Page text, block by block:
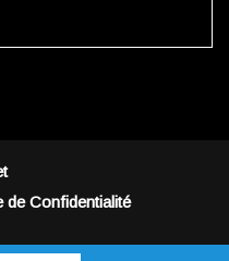
de Confidentialité